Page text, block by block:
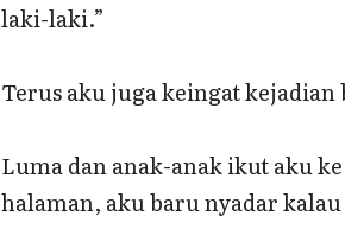
laki-laki.”
Terus aku juga keingat
Luma dan anak-anak ikut aku
halaman, aku baru nyadar